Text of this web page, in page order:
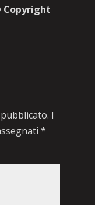
Copyright
I
*